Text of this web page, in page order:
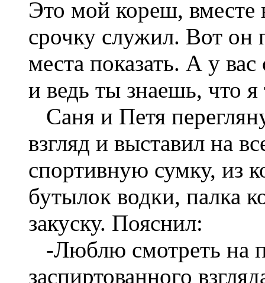
Это мой кореш,
срочку служил. Вот
места показать. А у
и ведь ты знаешь, что
Саня и Петя
взгляд и выставил на
спортивную сумку, из
бутылок водки, палка
закуску. Пояснил:
-Люблю смотреть на
заспиртованного